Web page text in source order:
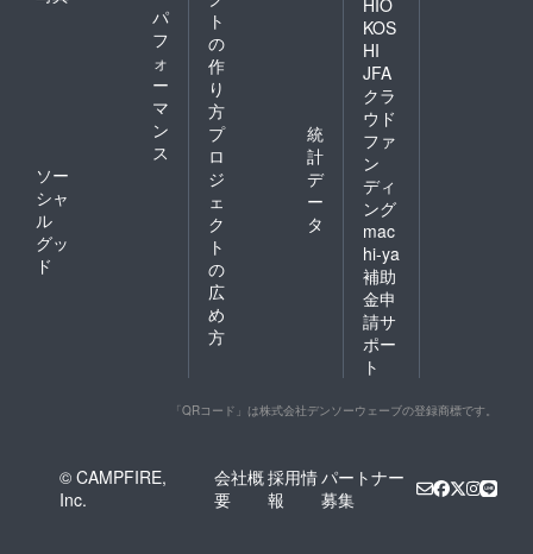
パ
フ
ォ
ー
マ
ン
ス
ソー
シャ
ル
グッ
ド
ト
の
作
り
方
プ
ロ
ジ
ェ
ク
ト
の
広
め
方
統
計
デ
ー
タ
KOS
HI
JFA
クラ
ウド
ファ
ン
ディ
ング
mac
hi-ya
補助
金申
請サ
ポー
ト
「QRコード」は株式会社デンソーウェーブの登録商標です。
© CAMPFIRE,
Inc.
会社概
要
採用情
報
パートナー
募集